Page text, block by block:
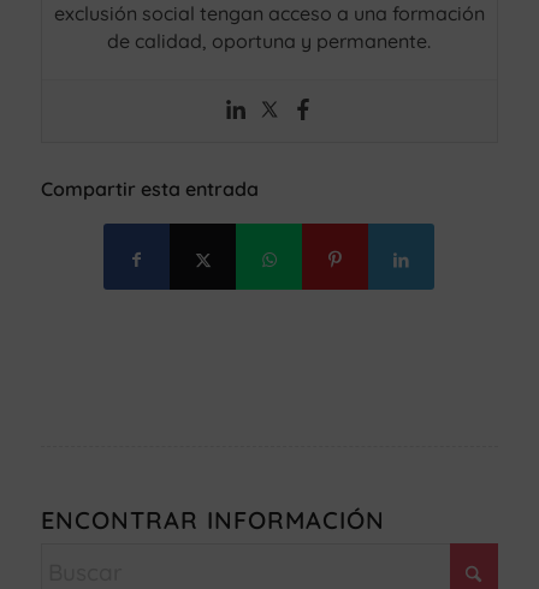
exclusión social tengan acceso a una formación
de calidad, oportuna y permanente.
Compartir esta entrada
ENCONTRAR INFORMACIÓN